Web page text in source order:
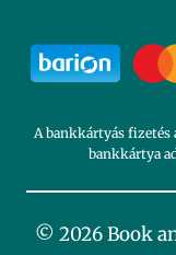
A bankkártyás fizetés
bankkártya
© 2026 Book